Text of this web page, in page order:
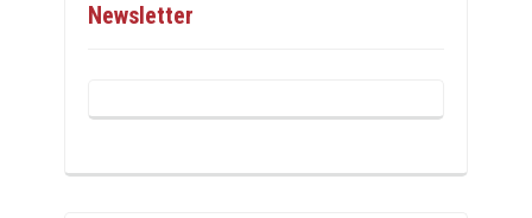
Newsletter